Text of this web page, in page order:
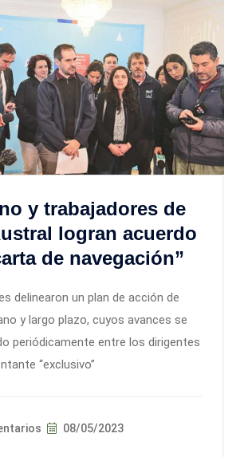
y trabajadores de
logran acuerdo
de navegación”
delinearon un plan de acción de
y largo plazo, cuyos avances se
periódicamente entre los dirigentes
“exclusivo”
08/05/2023